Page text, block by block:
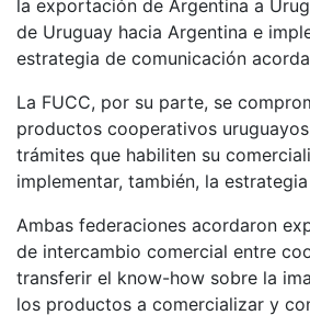
la exportación de Argentina a
de Uruguay hacia Argentina e
estrategia de comunicación
La FUCC, por su parte, se
productos cooperativos
trámites que habiliten su
implementar, también, la
Ambas federaciones acordaron
de intercambio comercial entre
transferir el know-how sobre la
los productos a comercializar y